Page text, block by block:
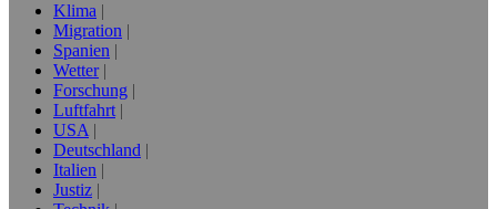
Klima
Migration
Spanien
Wetter
Forschung
Luftfahrt
USA
Deutschland
Italien
Justiz